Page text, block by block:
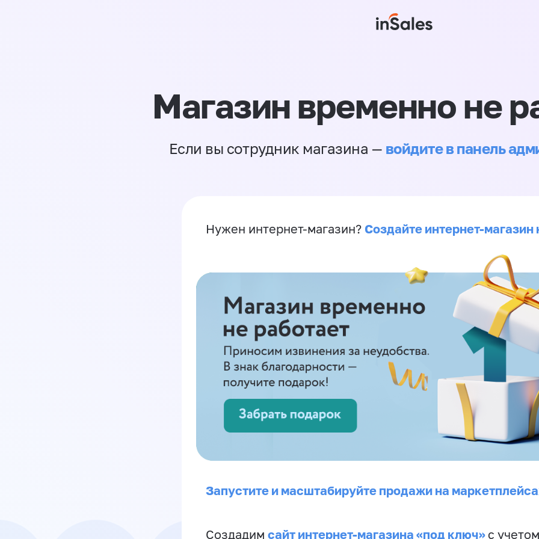
Магазин временно не
Если вы сотрудник магазина — войдите в панель
Нужен интернет-магазин? Создайте интернет-магазин
Запустите и масштабируйте продажи на
Создадим сайт интернет-магазина «под ключ» с учетом